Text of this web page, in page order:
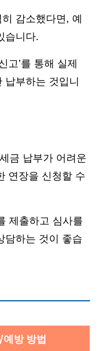
감소했다면, 예
습니다.
고’를 통해 실제
부하는 것입니
금 납부가 어려운
연장을 신청할 수
제출하고 심사를
담하는 것이 좋습
방 방법